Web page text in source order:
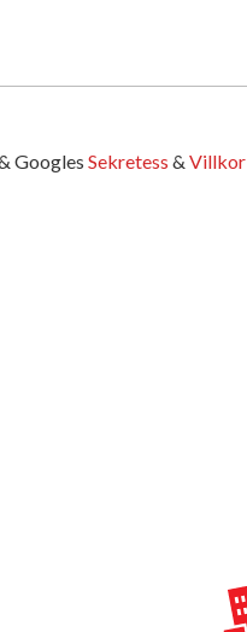
GooglesSekretess &Villkor